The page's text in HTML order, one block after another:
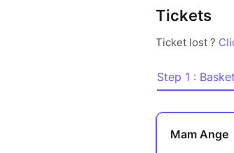
autres, ils est
libérer par la
C'est une
vie
Tarif : 85€
Tickets